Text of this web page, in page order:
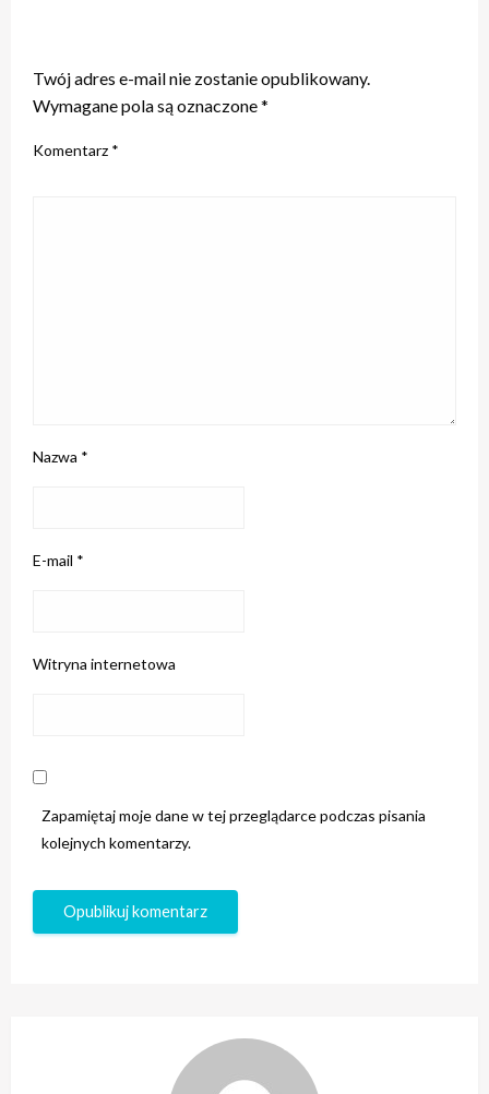
Twój adres e-mail nie zostanie opublikowany.
Wymagane pola są oznaczone*
Komentarz *
Nazwa *
E-mail *
Witryna internetowa
Zapamiętaj moje dane w tej przeglądarce podczas pisania
kolejnych komentarzy.